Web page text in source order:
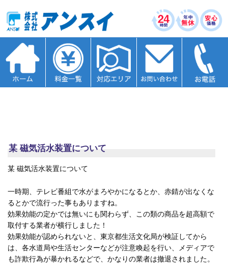
某 磁気活水装置について
某 磁気活水装置について
一時期、テレビ番組で水がまろやかになるとか、赤錆が出なくな
るとかで流行った事もありますね。
効果効能の定かでは無いにも関わらず、この類の商品を超高額で
取付する業者が横行しました！
効果効能が認められないと、東京都生活文化局が検証してから
は、各水道局や生活センターなどが注意喚起を行い、メディアで
も詐欺行為が暴かれるなどで、かなりの業者は撤退されました。